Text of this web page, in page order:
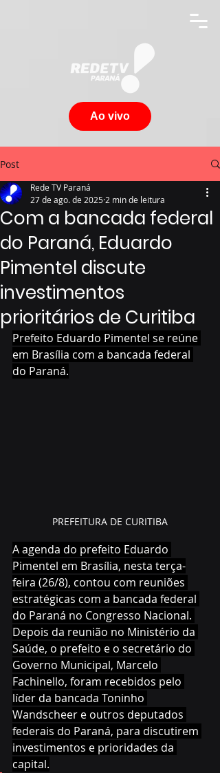
Ao vivo
Post
Com a bancada federal
do Paraná, Eduardo
Pimentel discute
investimentos
prioritários de Curitiba
Rede TV Paraná
27 de ago. de 2025 2 min de leitura
Prefeito Eduardo Pimentel se reúne
em Brasília com a bancada federal
do Paraná.
PREFEITURA DE CURITIBA
A agenda do prefeito Eduardo
Pimentel em Brasília, nesta terça-
feira (26/8), contou com reuniões
estratégicas com a bancada federal
do Paraná no Congresso Nacional.
Depois da reunião no Ministério da
Saúde, o prefeito e o secretário do
Governo Municipal, Marcelo
Fachinello, foram recebidos pelo
líder da bancada Toninho
Wandscheer e outros deputados
federais do Paraná, para discutirem
investimentos e prioridades da
capital.